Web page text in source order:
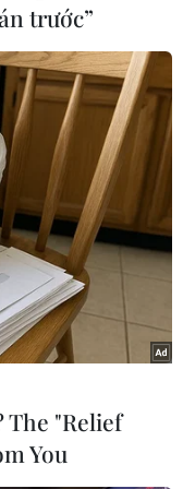
tịch nước đề
bá, đưa
Việt Nam ra thế
du lịch đến
trước”
The "Relief
You